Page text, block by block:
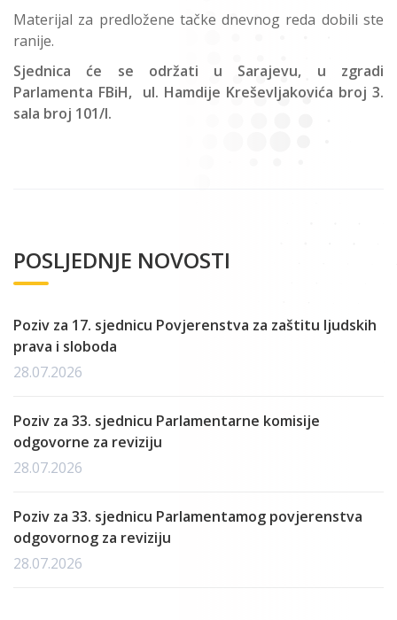
Materijal za predložene tačke dnevnog reda dobili ste
ranije.
Sjednica će se održati u Sarajevu, u zgradi
Parlamenta FBiH, ul. Hamdije Kreševljakovića broj 3.
sala broj 101/I.
POSLJEDNJE NOVOSTI
Poziv za 17. sjednicu Povjerenstva za zaštitu ljudskih
prava i sloboda
28.07.2026
Poziv za 33. sjednicu Parlamentarne komisije
odgovorne za reviziju
28.07.2026
Poziv za 33. sjednicu Parlamentamog povjerenstva
odgovornog za reviziju
28.07.2026